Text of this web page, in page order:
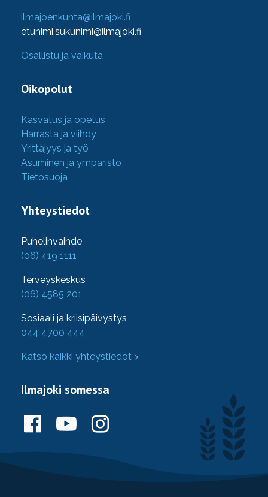
ilmajoenkunta@ilmajoki.fi
etunimi.sukunimi@ilmajoki.fi
Osallistu ja vaikuta
Oikopolut
Kasvatus ja opetus
Harrasta ja viihdy
Yrittäjyys ja työ
Asuminen ja ympäristö
Tietosuoja
Yhteystiedot
Puhelinvaihde
(06) 419 1111
Terveyskeskus
(06) 4585 201
Sosiaali ja kriisipäivystys
044 4700 444
Katso kaikki yhteystiedot >
Ilmajoki somessa